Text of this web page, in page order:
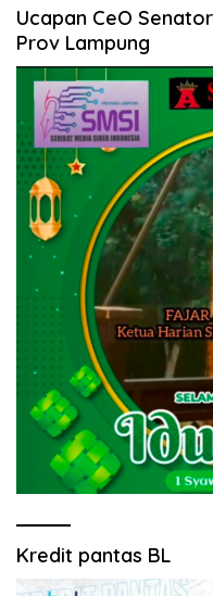
Ucapan CeO
Prov Lampung
Kredit pantas BL